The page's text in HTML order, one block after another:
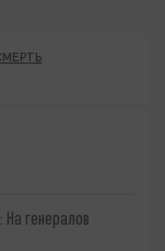
генералов